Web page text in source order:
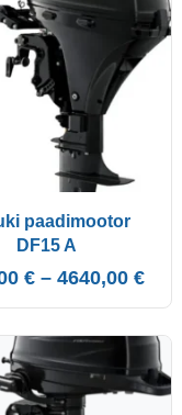
paadimootor
DF15 A
€ – 4640,00 €